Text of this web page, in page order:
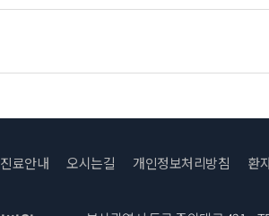
진료안내 오시는길 개인정보처리방침 환